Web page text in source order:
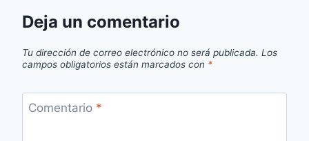
Deja un comentario
Tu dirección de correo electrónico no será publicada. Los
campos obligatorios están marcados con *
Comentario *